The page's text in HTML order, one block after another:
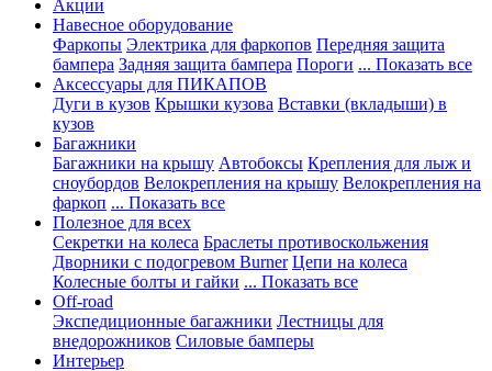
Акции
Навесное оборудование
Фаркопы Электрика для фаркопов Передняя защита
бампера Задняя защита бампера Пороги ... Показать все
Аксессуары для ПИКАПОВ
Дуги в кузов Крышки кузова Вставки (вкладыши) в
кузов
Багажники
Багажники на крышу Автобоксы Крепления для лыж и
сноубордов Велокрепления на крышу Велокрепления на
фаркоп ... Показать все
Полезное для всех
Секретки на колеса Браслеты противоскольжения
Дворники с подогревом Burner Цепи на колеса
Колесные болты и гайки ... Показать все
Off-road
Экспедиционные багажники Лестницы для
внедорожников Силовые бамперы
Интерьер